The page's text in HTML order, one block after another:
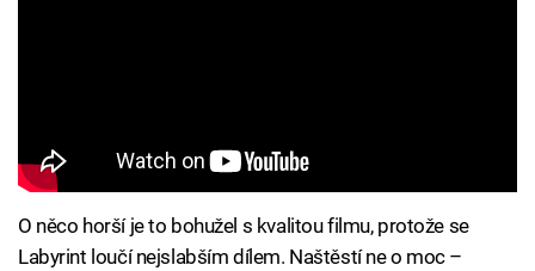
O něco horší je to bohužel s kvalitou filmu, protože se
Labyrint loučí nejslabším dílem. Naštěstí ne o moc –